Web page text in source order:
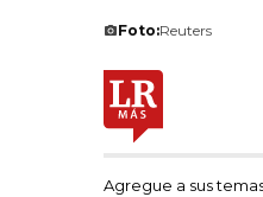
Foto:Reuters
Agregue a sus